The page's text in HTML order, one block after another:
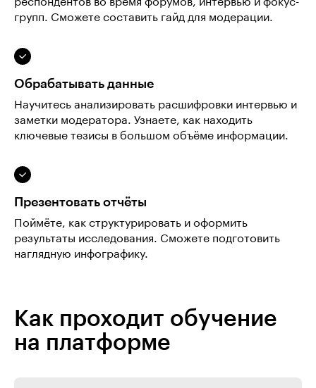
групп. Сможете составить гайд для модерации.
Обрабатывать данные
Научитесь анализировать расшифровки интервью и
заметки модератора. Узнаете, как находить
ключевые тезисы в большом объёме информации.
Презентовать отчёты
Поймёте, как структурировать и оформить
результаты исследования. Сможете подготовить
наглядную инфографику.
Как проходит обучение
на платформе